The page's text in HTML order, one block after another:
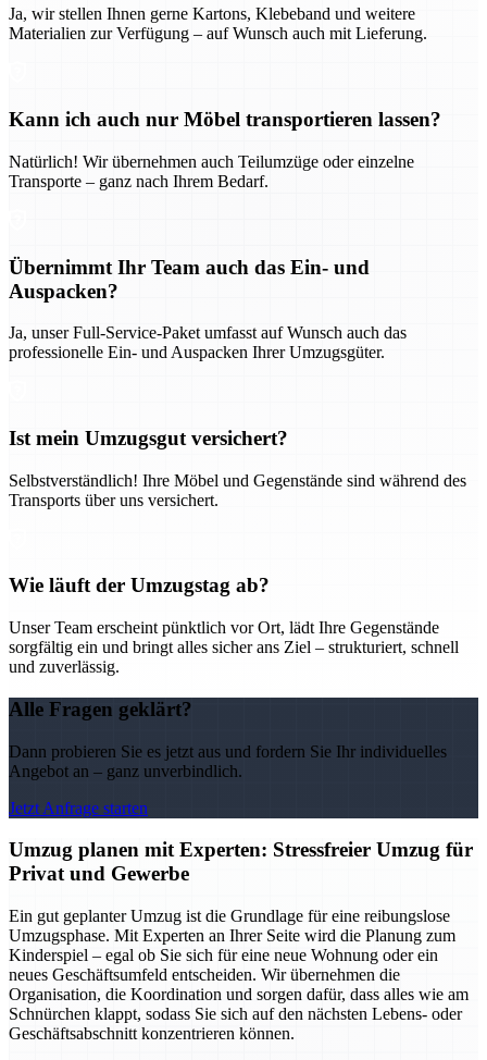
Ja, wir stellen Ihnen gerne Kartons, Klebeband und weitere
Materialien zur Verfügung – auf Wunsch auch mit Lieferung.
Kann ich auch nur Möbel transportieren lassen?
Natürlich! Wir übernehmen auch Teilumzüge oder einzelne
Transporte – ganz nach Ihrem Bedarf.
Übernimmt Ihr Team auch das Ein- und
Auspacken?
Ja, unser Full-Service-Paket umfasst auf Wunsch auch das
professionelle Ein- und Auspacken Ihrer Umzugsgüter.
Ist mein Umzugsgut versichert?
Selbstverständlich! Ihre Möbel und Gegenstände sind während des
Transports über uns versichert.
Wie läuft der Umzugstag ab?
Unser Team erscheint pünktlich vor Ort, lädt Ihre Gegenstände
sorgfältig ein und bringt alles sicher ans Ziel – strukturiert, schnell
und zuverlässig.
Alle Fragen geklärt?
Dann probieren Sie es jetzt aus und fordern Sie Ihr individuelles
Angebot an – ganz unverbindlich.
Jetzt Anfrage starten
Umzug planen mit Experten: Stressfreier Umzug für
Privat und Gewerbe
Ein gut geplanter Umzug ist die Grundlage für eine reibungslose
Umzugsphase. Mit Experten an Ihrer Seite wird die Planung zum
Kinderspiel – egal ob Sie sich für eine neue Wohnung oder ein
neues Geschäftsumfeld entscheiden. Wir übernehmen die
Organisation, die Koordination und sorgen dafür, dass alles wie am
Schnürchen klappt, sodass Sie sich auf den nächsten Lebens- oder
Geschäftsabschnitt konzentrieren können.